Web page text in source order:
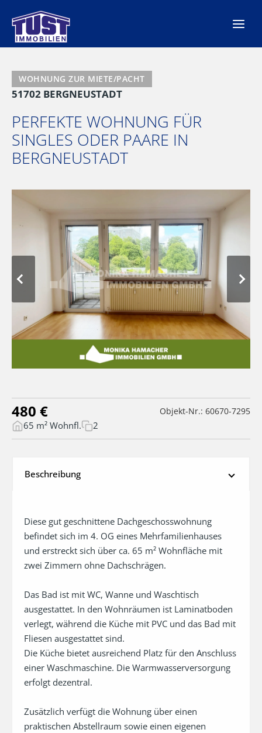
Inhalt
springen
WOHNUNG ZUR MIETE/PACHT
51702 BERGNEUSTADT
PERFEKTE WOHNUNG FÜR
SINGLES ODER PAARE IN
BERGNEUSTADT
480 € Objekt-Nr.: 60670-7295
65 m² Wohnfl. 2
Beschreibung
Diese gut geschnittene Dachgeschosswohnung
befindet sich im 4. OG eines Mehrfamilienhauses
und erstreckt sich über ca. 65 m² Wohnfläche mit
zwei Zimmern ohne Dachschrägen.
Das Bad ist mit WC, Wanne und Waschtisch
ausgestattet. In den Wohnräumen ist Laminatboden
verlegt, während die Küche mit PVC und das Bad mit
Fliesen ausgestattet sind.
Die Küche bietet ausreichend Platz für den Anschluss
einer Waschmaschine. Die Warmwasserversorgung
erfolgt dezentral.
Zusätzlich verfügt die Wohnung über einen
praktischen Abstellraum sowie einen eigenen